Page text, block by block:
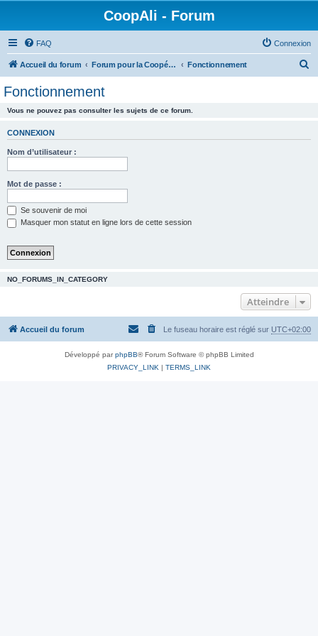
CoopAli - Forum
FAQ Connexion
Accueil du forum Forum pour la Coopérative alimentaire Fonctionnement
Fonctionnement
Vous ne pouvez pas consulter les sujets de ce forum.
CONNEXION
Nom d’utilisateur :
Mot de passe :
Se souvenir de moi
Masquer mon statut en ligne lors de cette session
NO_FORUMS_IN_CATEGORY
Atteindre
Accueil du forum Le fuseau horaire est réglé sur UTC+02:00
Développé parphpBB® Forum Software © phpBB Limited
PRIVACY_LINK | TERMS_LINK